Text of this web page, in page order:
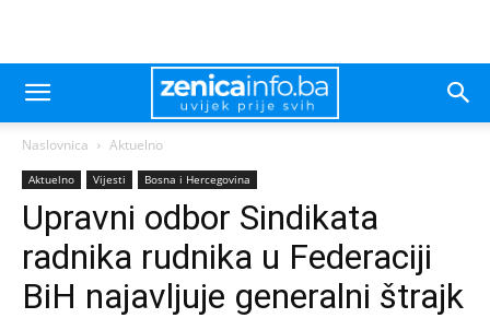
Naslovnica Aktuelno
Aktuelno Vijesti Bosna i Hercegovina
Upravni odbor Sindikata
radnika rudnika u Federaciji
BiH najavljuje generalni štrajk